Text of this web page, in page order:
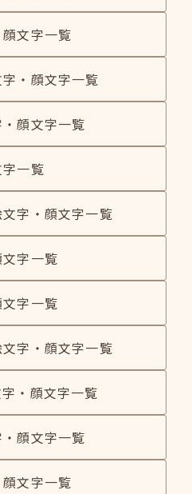
文字一覧
・顔文字一覧
顔文字一覧
一覧
字・顔文字一覧
字一覧
字一覧
字・顔文字一覧
・顔文字一覧
顔文字一覧
文字一覧